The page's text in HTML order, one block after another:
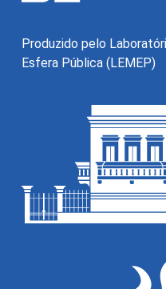
Produzido pelo
Esfera Pública (LEMEP)